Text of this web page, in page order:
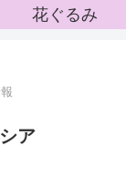
花ぐるみ
ア